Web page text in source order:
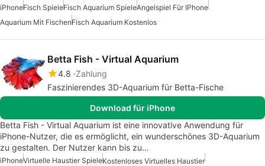
iPhoneFisch SpieleFisch Aquarium SpieleAngelspiel Für IPhone
Aquarium Mit FischenFisch Aquarium Kostenlos
Betta Fish - Virtual Aquarium
4.8 Zahlung
Faszinierendes 3D-Aquarium für Betta-Fische
Download für iPhone
Betta Fish - Virtual Aquarium ist eine innovative Anwendung für
iPhone-Nutzer, die es ermöglicht, ein wunderschönes 3D-Aquarium
zu gestalten. Der Nutzer kann bis zu…
iPhoneVirtuelle Haustier SpieleKostenloses Virtuelles Haustier